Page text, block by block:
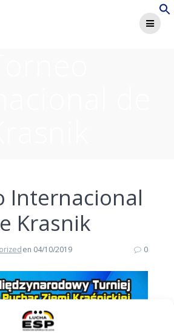
Internacional
Krasnik
en 04/10/2019 0